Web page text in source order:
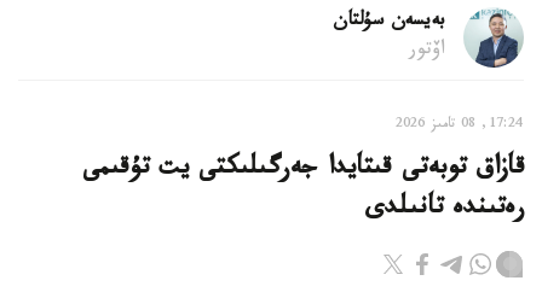
بەيسەن سۇلتان
اۆتور
17:24, 08 تامىز 2026
قازاق توبەتى قىتايدا جەرگىلىكتى يت تۇقىمى
رەتىندە تانىلدى